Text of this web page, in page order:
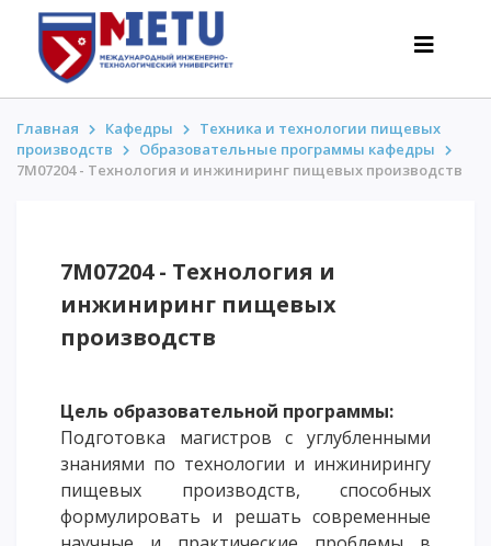
Все о поступлении
Стоимость обучения
Меньше 50 баллов/Без ЕНТ
ИНТЕРЕСНОЕ
Напутствие
Главная Кафедры
Техника и технологии пищевых
производств
Образовательные программы кафедры
7М07204 - Технология и инжиниринг пищевых производств
7М07204 - Технология и
инжиниринг пищевых
производств
Цель образовательной программы:
Подготовка магистров с углубленными
знаниями по технологии и инжинирингу
пищевых производств, способных
формулировать и решать современные